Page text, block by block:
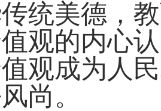
统美德，
观的内心
观成为人
尚。